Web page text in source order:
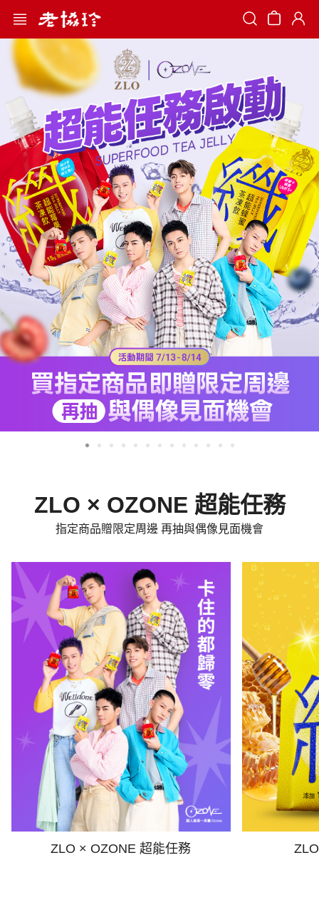
Search
ZLO × OZONE 超能任務
指定商品贈限定周邊 再抽與偶像見面機會
ZLO × OZONE 超能任務